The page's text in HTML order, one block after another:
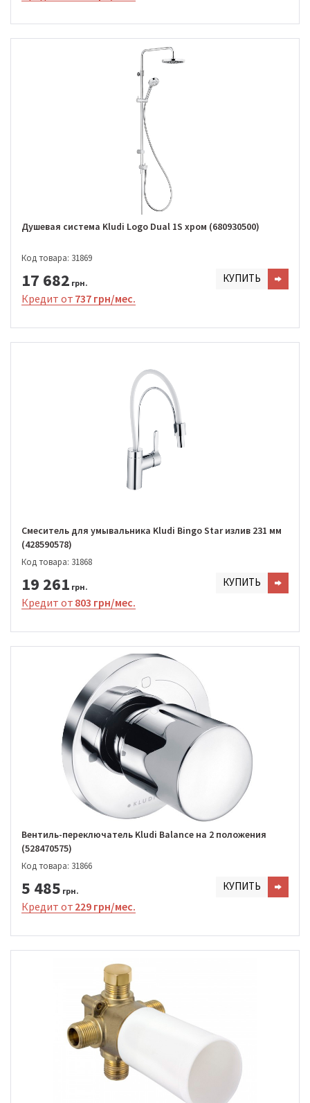
Душевая система Kludi Logo Dual 1S хром (680930500)
Код товара: 31869
17 682 грн. КУПИТЬ
Кредит от 737 грн/мес.
Смеситель для умывальника Kludi Bingo Star излив 231 мм
(428590578)
Код товара: 31868
19 261 грн. КУПИТЬ
Кредит от 803 грн/мес.
Вентиль-переключатель Kludi Balance на 2 положения
(528470575)
Код товара: 31866
5 485 грн. КУПИТЬ
Кредит от 229 грн/мес.